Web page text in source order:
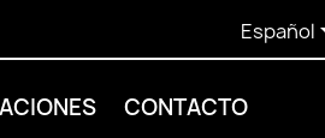
Español
CONTACTO